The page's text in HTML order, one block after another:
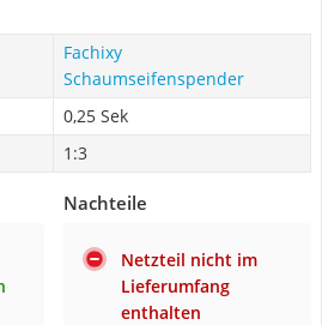
Fachixy
Schaumseifenspender
0,25 Sek
1:3
Nachteile
Netzteil nicht im
Lieferumfang
enthalten